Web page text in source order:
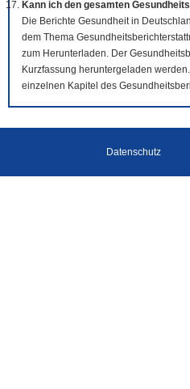
Kann ich den gesamten
Die Berichte Gesundheit in
dem Thema
zum Herunterladen. Der
Kurzfassung heruntergeladen
einzelnen Kapitel des
Datenschutz